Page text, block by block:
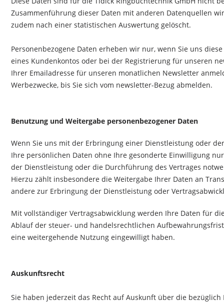
Zusammenführung dieser Daten mit anderen Datenquellen
zudem nach einer statistischen Auswertung gelöscht.
Personenbezogene Daten erheben wir nur, wenn Sie uns
eines Kundenkontos oder bei der Registrierung für unseren
Ihrer Emailadresse für unseren monatlichen Newsletter
Werbezwecke, bis Sie sich vom newsletter-Bezug abmelden.
Benutzung und Weitergabe personenbezogener Daten
Wenn Sie uns mit der Erbringung einer Dienstleistung oder
Ihre persönlichen Daten ohne Ihre gesonderte Einwilligung
der Dienstleistung oder die Durchführung des Vertrages
Hierzu zählt insbesondere die Weitergabe Ihrer Daten an
andere zur Erbringung der Dienstleistung oder
Mit vollständiger Vertragsabwicklung werden Ihre Daten für
Ablauf der steuer- und handelsrechtlichen
eine weitergehende Nutzung eingewilligt haben.
Auskunftsrecht
Sie haben jederzeit das Recht auf Auskunft über die